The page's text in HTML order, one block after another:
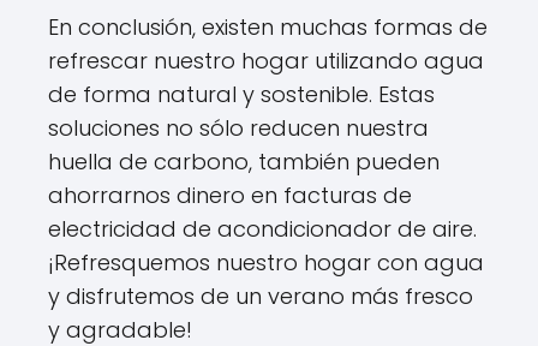
En conclusión, existen muchas formas de
refrescar nuestro hogar utilizando agua
de forma natural y sostenible. Estas
soluciones no sólo reducen nuestra
huella de carbono, también pueden
ahorrarnos dinero en facturas de
electricidad de acondicionador de aire.
¡Refresquemos nuestro hogar con agua
y disfrutemos de un verano más fresco
y agradable!